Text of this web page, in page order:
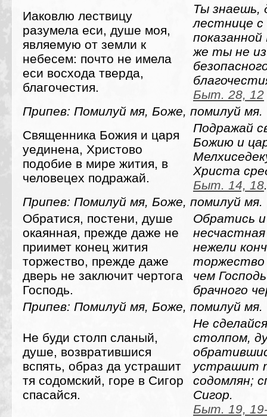
Иаковлю лествицу
разумела еси, душе моя,
являемую от земли к
небесем: почто не имела
еси восхода тверда,
благочестия.
Ты знаешь,
лестнице с
показанной
же ты не
Быт. 28, 12
Припев: Помилуй мя, Боже, помилуй мя.
Священника Божия и царя
уединена, Христово
подобие в мире жития, в
человецех подражай.
Подражай
Божию и
Христа
Быт. 14, 18
Припев: Помилуй мя, Боже, помилуй мя.
Обратися, постени, душе
окаянная, прежде даже не
приимет конец жития
торжество, прежде даже
дверь не заключит чертога
Господь.
Обратись
нежели
торжество
чем
брачного
Припев: Помилуй мя, Боже, помилуй мя.
Не буди столп сланый,
душе, возвратившися
вспять, образ да устрашит
тя содомский, горе в Сигор
спасайся.
Не
столпом,
устрашит
содомлян;
Сигор.
Быт. 19,